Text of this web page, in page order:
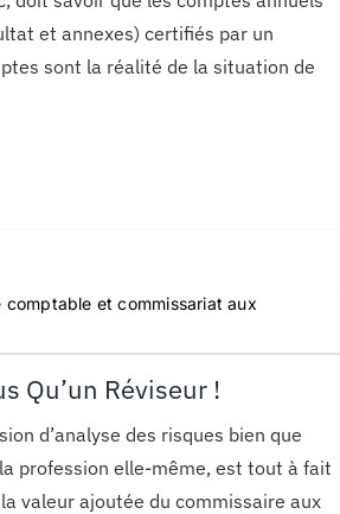
et annexes) certifiés par un
sont la réalité de la situation de
comptable et commissariat aux
Qu’un Réviseur !
d’analyse des risques bien que
profession elle-même, est tout à fait
valeur ajoutée du commissaire aux